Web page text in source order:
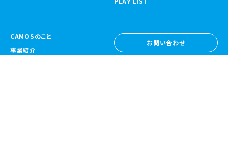
CAMOSのこと
事業紹介
お問い合わせ